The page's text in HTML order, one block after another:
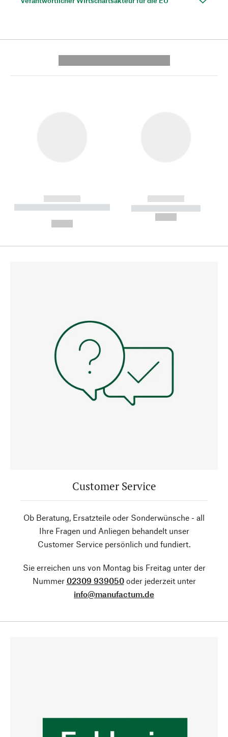
------------
----------- ----------- --------
------------
----------- -----------
Customer Service
Ob Beratung, Ersatzteile oder Sonderwünsche - all
Ihre Fragen und Anliegen behandelt unser
Customer Service persönlich und fundiert.
Sie erreichen uns von Montag bis Freitag unter der
Nummer 02309 939050oder jederzeit unter
info@manufactum.de